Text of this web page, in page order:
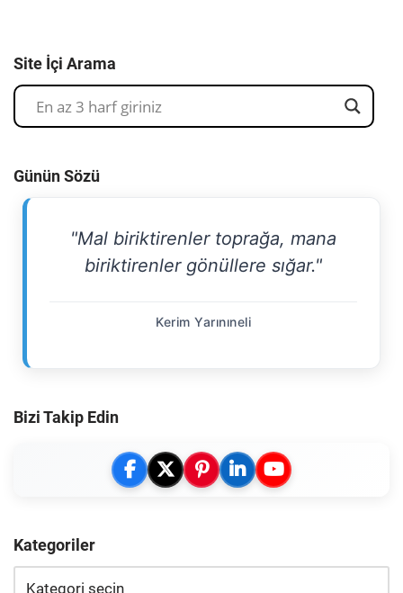
Site İçi Arama
Günün Sözü
"Mal biriktirenler toprağa, mana
biriktirenler gönüllere sığar."
Kerim Yarınıneli
Bizi Takip Edin
Kategoriler